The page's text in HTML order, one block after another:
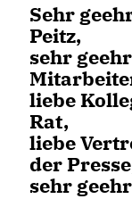
Sehr
Peitz,
sehr
liebe
Rat,
liebe
der
sehr